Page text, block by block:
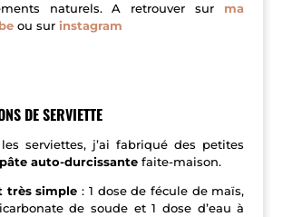
naturels. A retrouver sur ma
ou sur instagram
DE SERVIETTE
serviettes, j’ai fabriqué des petites
pâte auto-durcissantefaite-maison.
très simple : 1 dose de fécule de maïs,
de soude et 1 dose d’eau à